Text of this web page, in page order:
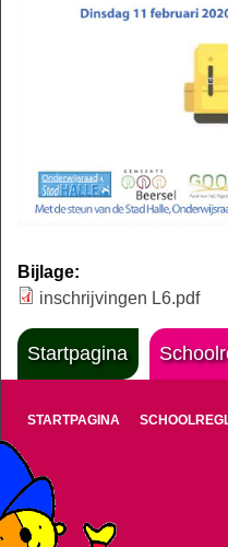
Bijlage:
inschrijvingen L6.pdf
Startpagina
STARTPAGINA